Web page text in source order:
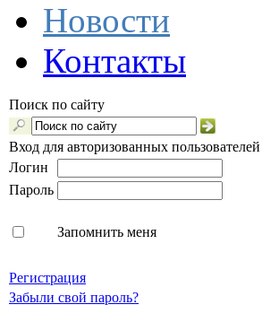
Новости
Контакты
Поиск по сайту
Вход для авторизованных пользователей
Логин
Пароль
Запомнить меня
Регистрация
Забыли свой пароль?